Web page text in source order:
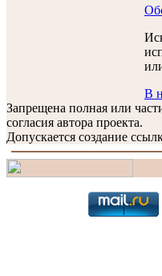
В
Запрещена полная или
согласия автора проекта.
Допускается создание